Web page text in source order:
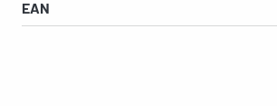
EAN